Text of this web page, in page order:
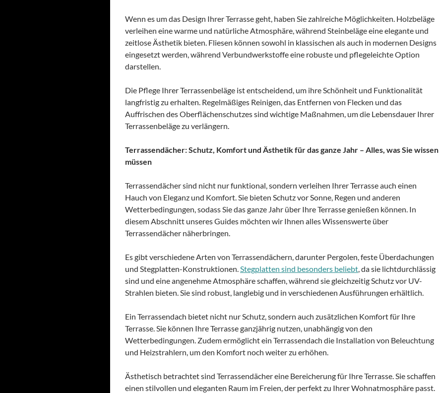
Wenn es um das Design Ihrer Terrasse geht, haben Sie zahlreiche Möglichkeiten. Holzbeläge
verleihen eine warme und natürliche Atmosphäre, während Steinbeläge eine elegante und
zeitlose Ästhetik bieten. Fliesen können sowohl in klassischen als auch in modernen Designs
eingesetzt werden, während Verbundwerkstoffe eine robuste und pflegeleichte Option
darstellen.
Die Pflege Ihrer Terrassenbeläge ist entscheidend, um ihre Schönheit und Funktionalität
langfristig zu erhalten. Regelmäßiges Reinigen, das Entfernen von Flecken und das
Auffrischen des Oberflächenschutzes sind wichtige Maßnahmen, um die Lebensdauer Ihrer
Terrassenbeläge zu verlängern.
Terrassendächer: Schutz, Komfort und Ästhetik für das ganze Jahr – Alles, was Sie wissen
müssen
Terrassendächer sind nicht nur funktional, sondern verleihen Ihrer Terrasse auch einen
Hauch von Eleganz und Komfort. Sie bieten Schutz vor Sonne, Regen und anderen
Wetterbedingungen, sodass Sie das ganze Jahr über Ihre Terrasse genießen können. In
diesem Abschnitt unseres Guides möchten wir Ihnen alles Wissenswerte über
Terrassendächer näherbringen.
Es gibt verschiedene Arten von Terrassendächern, darunter Pergolen, feste Überdachungen
und Stegplatten-Konstruktionen.Stegplatten sind besonders beliebt, da sie lichtdurchlässig
sind und eine angenehme Atmosphäre schaffen, während sie gleichzeitig Schutz vor UV-
Strahlen bieten. Sie sind robust, langlebig und in verschiedenen Ausführungen erhältlich.
Ein Terrassendach bietet nicht nur Schutz, sondern auch zusätzlichen Komfort für Ihre
Terrasse. Sie können Ihre Terrasse ganzjährig nutzen, unabhängig von den
Wetterbedingungen. Zudem ermöglicht ein Terrassendach die Installation von Beleuchtung
und Heizstrahlern, um den Komfort noch weiter zu erhöhen.
Ästhetisch betrachtet sind Terrassendächer eine Bereicherung für Ihre Terrasse. Sie schaffen
einen stilvollen und eleganten Raum im Freien, der perfekt zu Ihrer Wohnatmosphäre passt.